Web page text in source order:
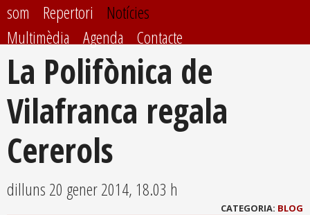
som
Repertori
Notícies
Multimèdia
Agenda Contacte
La Polifònica de
Vilafranca regala
Cererols
dilluns 20 gener 2014, 18.03 h
CATEGORIA: BLOG